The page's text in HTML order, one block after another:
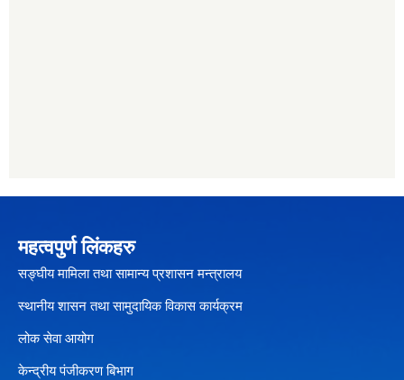
महत्वपुर्ण लिंकहरु
सङ्घीय मामिला तथा सामान्य प्रशासन मन्त्रालय
स्थानीय शासन तथा सामुदायिक विकास कार्यक्रम
लोक सेवा आयोग
केन्द्रीय पंजीकरण बिभाग